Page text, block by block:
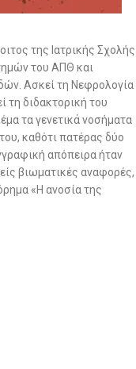
της Ιατρικής Σχολής
του ΑΠΘ και
Ασκεί τη Νεφρολογία
τη διδακτορική του
τα γενετικά νοσήματα
καθότι πατέρας δύο
απόπειρα ήταν
βιωματικές αναφορές,
«Η ανοσία της